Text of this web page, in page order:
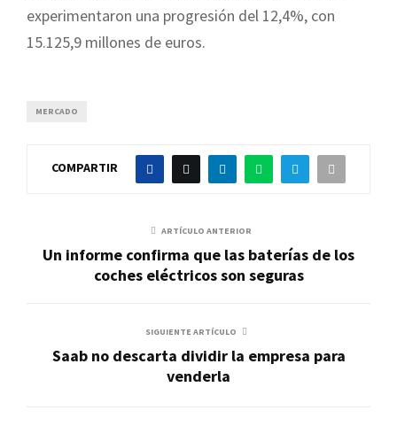
experimentaron una progresión del 12,4%, con
15.125,9 millones de euros.
MERCADO
COMPARTIR
ARTÍCULO ANTERIOR
Un informe confirma que las baterías de los
coches eléctricos son seguras
SIGUIENTE ARTÍCULO
Saab no descarta dividir la empresa para
venderla